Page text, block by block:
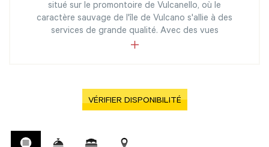
situé sur le promontoire de Vulcanello, où le
caractère sauvage de l'île de Vulcano s'allie à des
services de grande qualité. Avec des vues
VÉRIFIER DISPONIBILITÉ